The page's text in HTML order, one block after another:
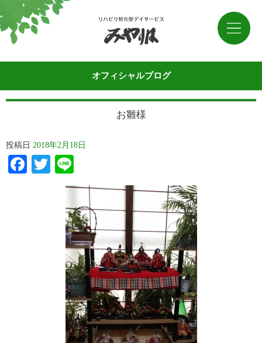
オフィシャルブログ
お雛様
投稿日 2018年2月18日
Facebook
Twitter